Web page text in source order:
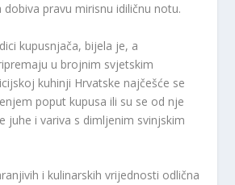
dobiva pravu mirisnu idiličnu notu.
kupusnjača, bijela je, a
u brojnim svjetskim
kuhinji Hrvatske najčešće se
poput kupusa ili su se od nje
juhe i variva s dimljenim svinjskim
i kulinarskih vrijednosti odlična